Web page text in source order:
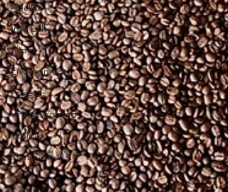
Analisa
Info Loker
Slider
Environment
Projects
Uncategorized
Tabloid
Post Formats